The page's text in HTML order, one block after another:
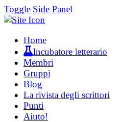
Toggle Side Panel
Home
Incubatore letterario
Membri
Gruppi
Blog
La rivista degli scrittori
Punti
Aiuto!